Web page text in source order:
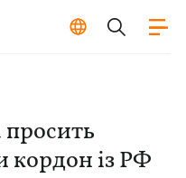
кордон із РФ